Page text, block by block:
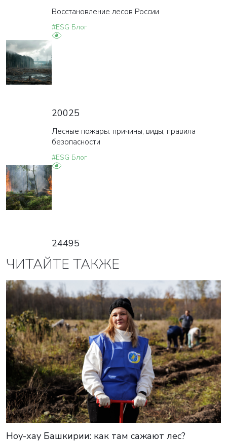
Восстановление лесов России
#ESG Блог
20025
Лесные пожары: причины, виды, правила
безопасности
#ESG Блог
24495
ЧИТАЙТЕ ТАКЖЕ
Ноу-хау Башкирии: как там сажают лес?